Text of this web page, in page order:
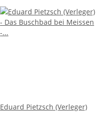
Eduard Pietzsch (Verleger)